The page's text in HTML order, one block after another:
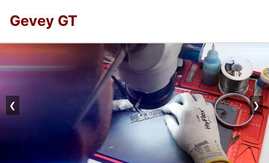
Gevey GT
❮ ❯